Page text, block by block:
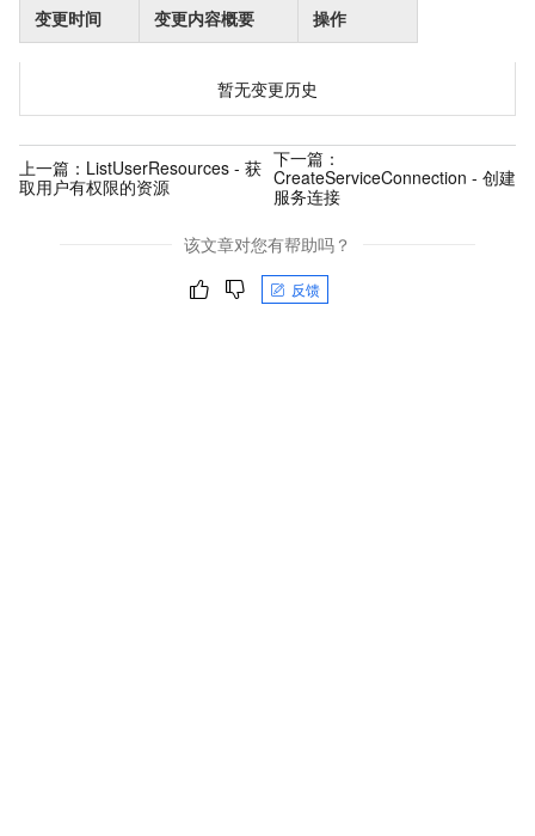
变更时间 变更内容概要 操作
暂无变更历史
上一篇： ListUserResources - 获
取用户有权限的资源
下一篇：
CreateServiceConnection - 创建
服务连接
该文章对您有帮助吗？
反馈